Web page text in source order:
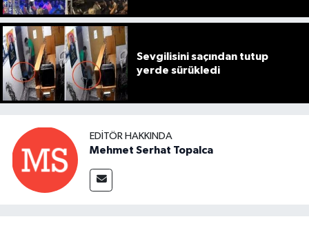
Sevgilisini saçından tutup
yerde sürükledi
EDITÖR HAKKINDA
Mehmet Serhat Topalca